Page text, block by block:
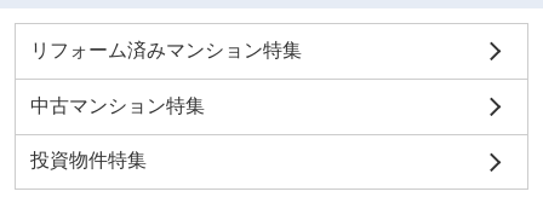
リフォーム済みマンション特集
中古マンション特集
投資物件特集